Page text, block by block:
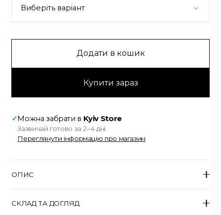
Додати в кошик
Купити зараз
✓ Можна забрати в Kyiv Store
Зазвичай готово за 2–4 дні
Переглянути інформацію про магазин
ОПИС
асиметричним низом. Висока талія підкреслює
СКЛАД ТА ДОГЛЯД